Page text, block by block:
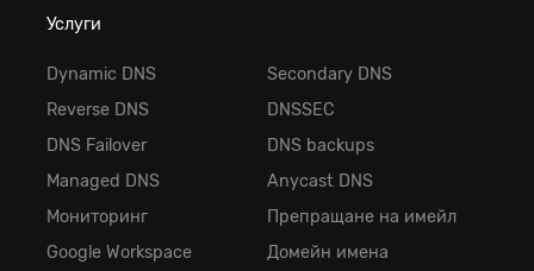
Услуги
Dynamic DNS
Reverse DNS
DNS Failover
Managed DNS
Мониторинг
Google Workspace
Secondary DNS
DNSSEC
DNS backups
Anycast DNS
Препращане на имейл
Домейн имена